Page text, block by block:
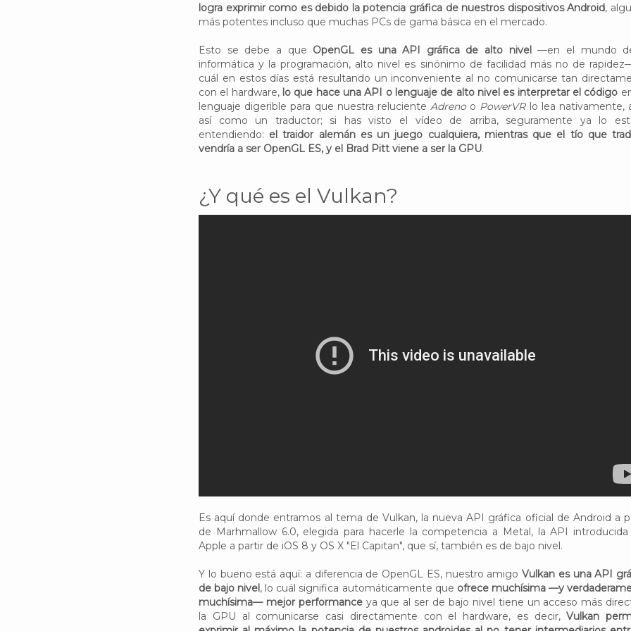
logra exprimir como es debido la potencia gráfica de nuestros dispositivos Android,
más potentes incluso que muchas PCs de gama básica en el mercado.
Esto se debe a que OpenGL es una API gráfica de alto nivel—en el mundo
informática y la programación, alto nivel es sinónimo de facilidad más no de
cuál en estos días está resultando un inconveniente al no comunicarse tan
con el hardware, lo que hace una API o lenguaje de alto nivel es interpretar el código
lenguaje digerible para que nuestra reluciente Adrenoo PowerVRlo lea nativamente,
así como un traductor; si has visto el vídeo de arriba, seguramente ya lo
entendiendo: el traidor alemán es un juego cualquiera, mientras que el tío que
vendría a ser OpenGL ES, y el Brad Pitt viene a ser la GPU.
¿Y qué es el Vulkan?
Es aquí donde entramos al tema de Vulkan, la nueva API gráfica oficial de Android a
de Marhmallow 6.0, elegida para hacerle la competencia a Metal, la API
Apple a partir de iOS 8 y OS X "El Capitan", que sí, también es de bajo nivel.
Y lo bueno está aquí: a diferencia de OpenGL ES, nuestro amigo Vulkan es una API
de bajo nivel , lo cuál significa automáticamente que ofrece muchísima —y
muchísima— mejor performanceya que al ser de bajo nivel tiene un acceso más
la GPU al comunicarse casi directamente con el hardware, es decir,Vulkan